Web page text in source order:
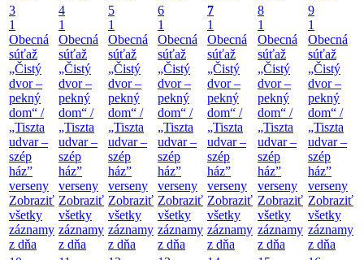
3
1
Obecná
súťaž
„Čistý
dvor –
pekný
dom“ /
„Tiszta
udvar –
szép
ház”
verseny
Zobraziť
všetky
záznamy
z dňa
4
1
Obecná
súťaž
„Čistý
dvor –
pekný
dom“ /
„Tiszta
udvar –
szép
ház”
verseny
Zobraziť
všetky
záznamy
z dňa
5
1
Obecná
súťaž
„Čistý
dvor –
pekný
dom“ /
„Tiszta
udvar –
szép
ház”
verseny
Zobraziť
všetky
záznamy
z dňa
6
1
Obecná
súťaž
„Čistý
dvor –
pekný
dom“ /
„Tiszta
udvar –
szép
ház”
verseny
Zobraziť
všetky
záznamy
z dňa
7
1
Obecná
súťaž
„Čistý
dvor –
pekný
dom“ /
„Tiszta
udvar –
szép
ház”
verseny
Zobraziť
všetky
záznamy
z dňa
8
1
Obecná
súťaž
„Čistý
dvor –
pekný
dom“ /
„Tiszta
udvar –
szép
ház”
verseny
Zobraziť
všetky
záznamy
z dňa
9
1
Obecná
súťaž
„Čistý
dvor –
pekný
dom“ /
„Tiszta
udvar –
szép
ház”
verseny
Zobraziť
všetky
záznamy
z dňa